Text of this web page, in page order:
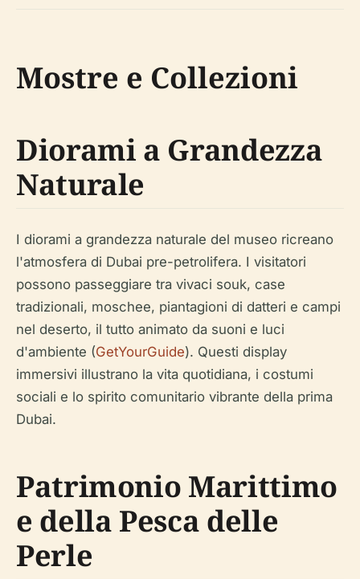
Mostre e Collezioni
Diorami a Grandezza
Naturale
I diorami a grandezza naturale del museo ricreano
l'atmosfera di Dubai pre-petrolifera. I visitatori
possono passeggiare tra vivaci souk, case
tradizionali, moschee, piantagioni di datteri e campi
nel deserto, il tutto animato da suoni e luci
d'ambiente (GetYourGuide). Questi display
immersivi illustrano la vita quotidiana, i costumi
sociali e lo spirito comunitario vibrante della prima
Dubai.
Patrimonio Marittimo
e della Pesca delle
Perle